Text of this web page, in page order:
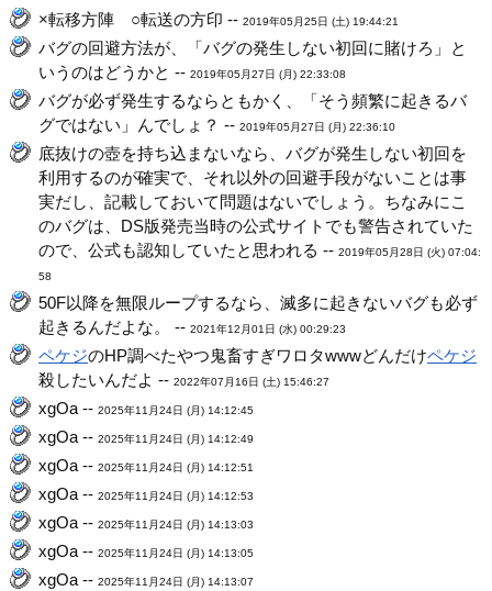
×転移方陣 ○転送の方印 --2019年05月25日 (土) 19:44:21
バグの回避方法が、「バグの発生しない初回に賭けろ」と
いうのはどうかと --2019年05月27日 (月) 22:33:08
バグが必ず発生するならともかく、「そう頻繁に起きるバ
グではない」んでしょ？ --2019年05月27日 (月) 22:36:10
底抜けの壺を持ち込まないなら、バグが発生しない初回を
利用するのが確実で、それ以外の回避手段がないことは事
実だし、記載しておいて問題はないでしょう。ちなみにこ
のバグは、DS版発売当時の公式サイトでも警告されていた
ので、公式も認知していたと思われる --2019年05月28日 (火) 07:04:
58
50F以降を無限ループするなら、滅多に起きないバグも必ず
起きるんだよな。 --2021年12月01日 (水) 00:29:23
ペケジのHP調べたやつ鬼畜すぎワロタwwwどんだけペケジ
殺したいんだよ --2022年07月16日 (土) 15:46:27
xgOa --2025年11月24日 (月) 14:12:45
xgOa --2025年11月24日 (月) 14:12:49
xgOa --2025年11月24日 (月) 14:12:51
xgOa --2025年11月24日 (月) 14:12:53
xgOa --2025年11月24日 (月) 14:13:03
xgOa --2025年11月24日 (月) 14:13:05
xgOa --2025年11月24日 (月) 14:13:07